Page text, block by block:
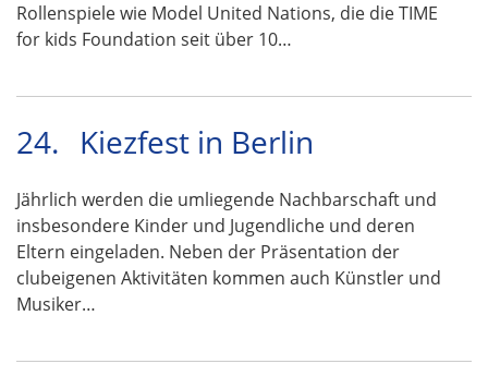
Rollenspiele wie Model United Nations, die die TIME
for kids Foundation seit über 10…
24. Kiezfest in Berlin
Jährlich werden die umliegende Nachbarschaft und
insbesondere Kinder und Jugendliche und deren
Eltern eingeladen. Neben der Präsentation der
clubeigenen Aktivitäten kommen auch Künstler und
Musiker…